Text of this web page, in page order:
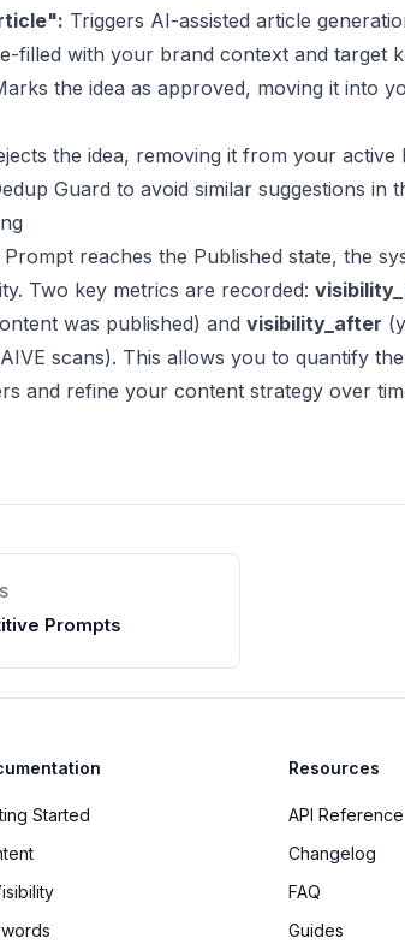
Triggers AI-assisted article
filled with your brand context and target
the idea as approved, moving it into
the idea, removing it from your active
Guard to avoid similar suggestions in
reaches the Published state, the
Two key metrics are recorded:
was published) and visibility_after
scans). This allows you to quantify
and refine your content strategy over
Prompts
Started
Resources
API Reference
Changelog
FAQ
Guides